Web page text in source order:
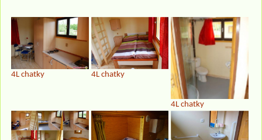
4L chatky 4L chatky
4L chatky